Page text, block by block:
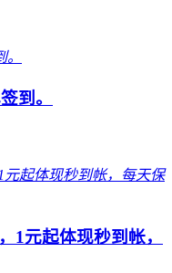
到。
1元起体现秒到帐，